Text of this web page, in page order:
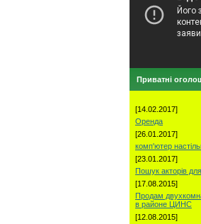
Приватні
[14.02.2017]
Оренда
[26.01.2017]
комп'ютер
[23.01.2017]
Пошук акторів для
[17.08.2015]
Продам
в районе ЦИНС
[12.08.2015]